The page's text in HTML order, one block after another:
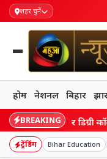
शहर चुनें
होम नेशनल बिहार
BREAKING
बिहार के चार डिग्री कॉलेजों
ट्रेंडिंग Bihar Education